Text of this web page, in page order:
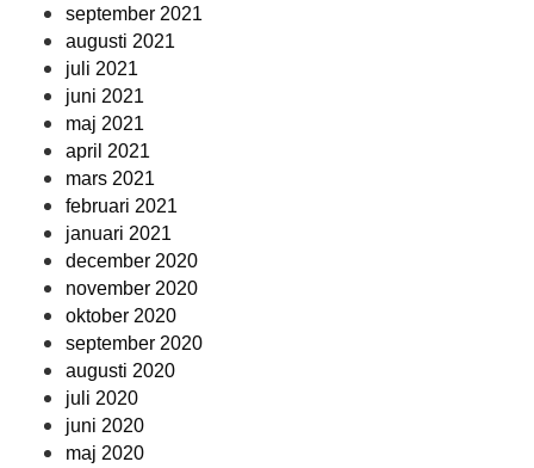
september 2021
augusti 2021
juli 2021
juni 2021
maj 2021
april 2021
mars 2021
februari 2021
januari 2021
december 2020
november 2020
oktober 2020
september 2020
augusti 2020
juli 2020
juni 2020
maj 2020